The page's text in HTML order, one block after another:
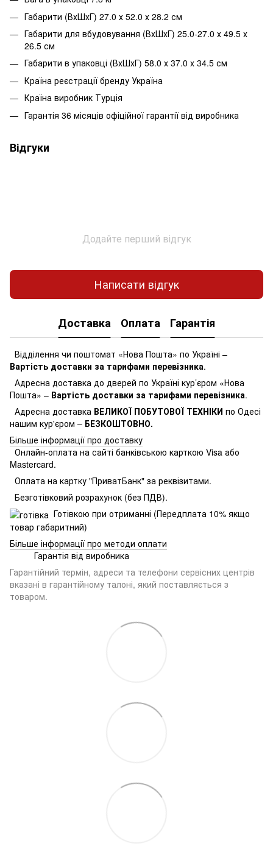
Габарити (ВхШхГ) 27.0 х 52.0 х 28.2 см
Габарити для вбудовування (ВхШхГ) 25.0-27.0 х 49.5 х
26.5 см
Габарити в упаковці (ВхШхГ) 58.0 х 37.0 х 34.5 см
Країна реєстрації бренду Україна
Країна виробник Турція
Гарантія 36 місяців офіційної гарантії від виробника
Відгуки
Додайте перший відгук
Написати відгук
Доставка Оплата Гарантія
Відділення чи поштомат «Нова Пошта» по Україні –
Вартість доставки за тарифами перевізника.
Адресна доставка до дверей по Україні кур’єром «Нова
Пошта» – Вартість доставки за тарифами перевізника.
Адресна доставка ВЕЛИКОЇ ПОБУТОВОЇ ТЕХНІКИ по Одесі
нашим кур'єром – БЕЗКОШТОВНО.
Більше інформації про доставку
Онлайн-оплата на сайті банківською карткою Visa або
Mastercard.
Оплата на картку "ПриватБанк" за реквізитами.
Безготівковий розрахунок (без ПДВ).
Готівкою при отриманні (Передплата 10% якщо
товар габаритний)
Більше інформації про методи оплати
Гарантія від виробника
Гарантійний термін, адреси та телефони сервісних центрів
вказані в гарантійному талоні, який поставляється з
товаром.